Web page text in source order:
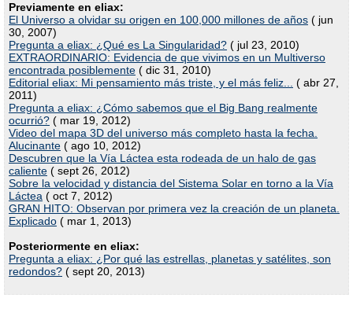
Previamente en eliax:
El Universo a olvidar su origen en 100,000 millones de años ( jun
30, 2007)
Pregunta a eliax: ¿Qué es La Singularidad? ( jul 23, 2010)
EXTRAORDINARIO: Evidencia de que vivimos en un Multiverso
encontrada posiblemente ( dic 31, 2010)
Editorial eliax: Mi pensamiento más triste, y el más feliz...
( abr 27,
2011)
Pregunta a eliax: ¿Cómo sabemos que el Big Bang realmente
ocurrió? ( mar 19, 2012)
Video del mapa 3D del universo más completo hasta la fecha.
Alucinante ( ago 10, 2012)
Descubren que la Vía Láctea esta rodeada de un halo de gas
caliente ( sept 26, 2012)
Sobre la velocidad y distancia del Sistema Solar en torno a la Vía
Láctea ( oct 7, 2012)
GRAN HITO: Observan por primera vez la creación de un planeta.
Explicado ( mar 1, 2013)
Posteriormente en eliax:
Pregunta a eliax: ¿Por qué las estrellas, planetas y satélites, son
redondos? ( sept 20, 2013)